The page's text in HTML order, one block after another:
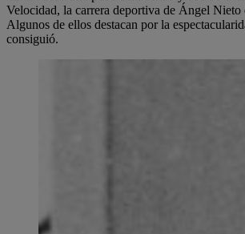
Velocidad, la carrera deportiva de Ángel Nieto
Algunos de ellos destacan por la
consiguió.